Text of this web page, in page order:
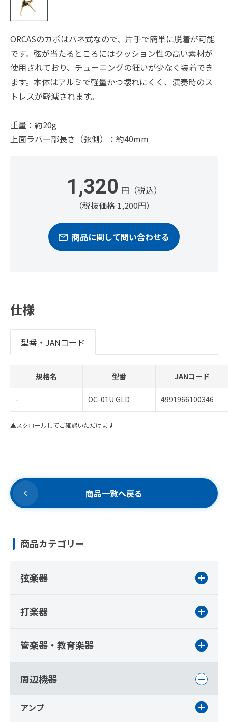
ORCASのカポはバネ式なので、片手で簡単に脱着が可能
です。弦が当たるところにはクッション性の高い素材が
使用されており、チューニングの狂いが少なく装着でき
ます。本体はアルミで軽量かつ壊れにくく、演奏時のス
トレスが軽減されます。
重量：約20g
上面ラバー部長さ（弦側）：約40mm
1,320 円（税込）
（税抜価格 1,200円）
商品に関して問い合わせる
仕様
型番・JANコード
規格名 型番 JANコード
- OC-01U GLD 4991966100346
▲スクロールしてご確認いただけます
商品一覧へ戻る
商品カテゴリー
弦楽器
打楽器
管楽器・教育楽器
周辺機器
アンプ